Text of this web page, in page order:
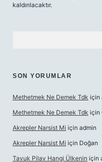
kaldırılacaktır.
SON YORUMLAR
Methetmek Ne Demek Tdk için
Methetmek Ne Demek Tdk için
Akrepler Narsist Mi için admin
Akrepler Narsist Mi için Doğan
Tavuk Pilav Hangi Ülkenin için